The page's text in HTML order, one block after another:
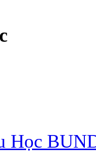
Học